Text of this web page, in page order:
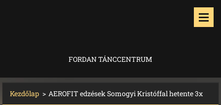
FORDAN TÁNCCENTRUM
Kezdőlap > AEROFIT edzések Somogyi Kristóffal hetente 3x